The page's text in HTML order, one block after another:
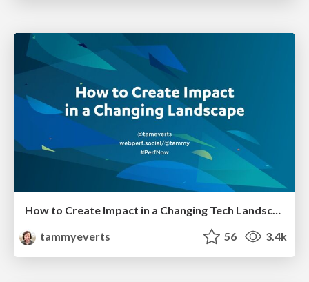
How to Create Impact in a Changing Tech Landscape [PerfNow 2023]
tammyeverts
56 3.4k